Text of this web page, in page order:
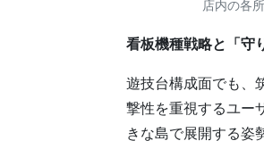
店内の各
看板機種戦略と「守
遊技台構成面でも、
撃性を重視するユー
きな島で展開する姿